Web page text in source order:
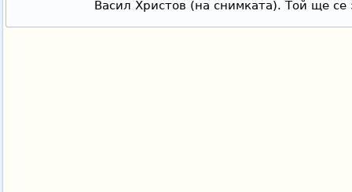
Васил Христов (на снимката). Той ще се